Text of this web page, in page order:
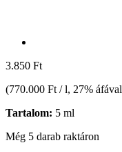
3.850 Ft
(770.000 Ft / l, 27% áfával
Tartalom: 5 ml
Még 5 darab raktáron